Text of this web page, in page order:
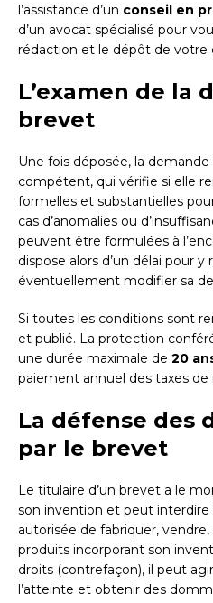
l’assistance d’un conseil en
d’un avocat spécialisé pour
rédaction et le dépôt de votre
L’examen de la
brevet
Une fois déposée, la
compétent, qui vérifie si elle
formelles et substantielles
cas d’anomalies ou
peuvent être formulées à
dispose alors d’un délai pour
éventuellement modifier sa
Si toutes les conditions sont
et publié. La protection
une durée maximale de 20
paiement annuel des taxes
La défense des
par le brevet
Le titulaire d’un brevet a le
son invention et peut
autorisée de fabriquer,
produits incorporant son
droits (contrefaçon), il peut
l’atteinte et obtenir des